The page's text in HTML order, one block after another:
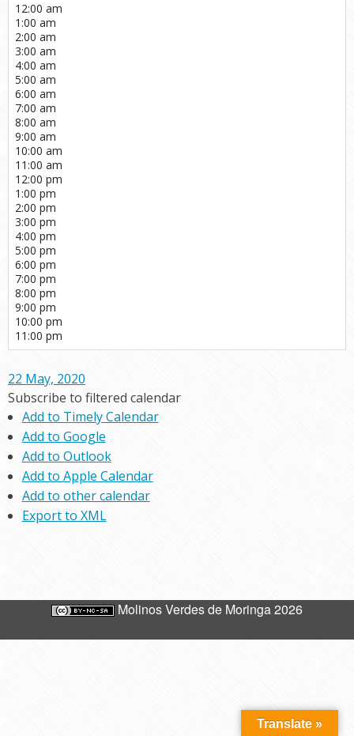
12:00 am
1:00 am
2:00 am
3:00 am
4:00 am
5:00 am
6:00 am
7:00 am
8:00 am
9:00 am
10:00 am
11:00 am
12:00 pm
1:00 pm
2:00 pm
3:00 pm
4:00 pm
5:00 pm
6:00 pm
7:00 pm
8:00 pm
9:00 pm
10:00 pm
11:00 pm
22 May, 2020
Subscribe to filtered calendar
Add to Timely Calendar
Add to Google
Add to Outlook
Add to Apple Calendar
Add to other calendar
Export to XML
Molinos Verdes de Moringa 2026
Translate »